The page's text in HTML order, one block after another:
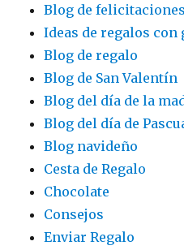
Blog de felicitaciones
Ideas de regalos con
Blog de regalo
Blog de San Valentín
Blog del día de la
Blog del día de
Blog navideño
Cesta de Regalo
Chocolate
Consejos
Enviar Regalo